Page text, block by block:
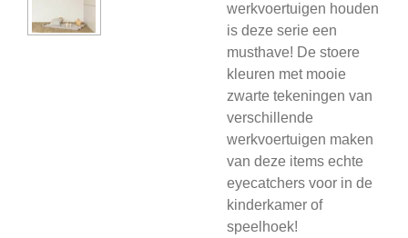
werkvoertuigen houden
is deze serie een
musthave! De stoere
kleuren met mooie
zwarte tekeningen van
verschillende
werkvoertuigen maken
van deze items echte
eyecatchers voor in de
kinderkamer of
speelhoek!